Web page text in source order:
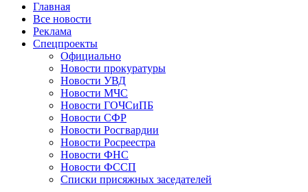
Главная
Все новости
Реклама
Спецпроекты
Официально
Новости прокуратуры
Новости УВД
Новости МЧС
Новости ГОЧСиПБ
Новости СФР
Новости Росгвардии
Новости Росреестра
Новости ФНС
Новости ФССП
Списки присяжных заседателей